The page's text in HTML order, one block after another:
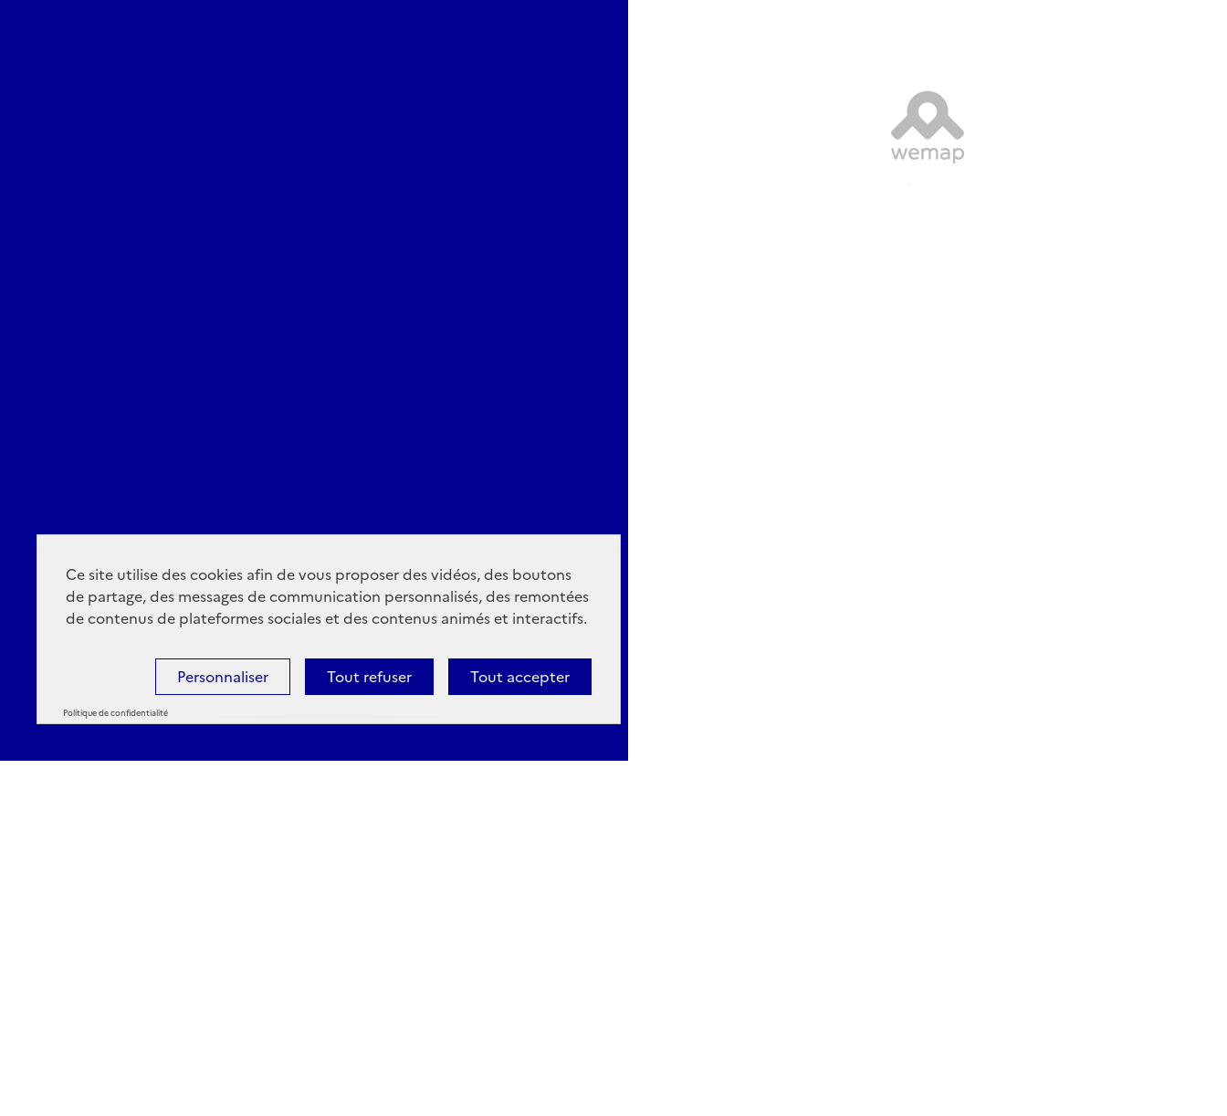
Ce site utilise des cookies afin de vous proposer des vidéos, des boutons
de partage, des messages de communication personnalisés, des remontées
de contenus de plateformes sociales et des contenus animés et interactifs.
Tout accepter
Tout refuser
Personnaliser
Politique de confidentialité